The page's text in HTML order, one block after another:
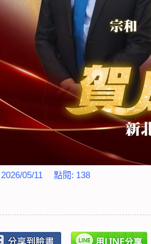
2026/05/11 點閱: 138